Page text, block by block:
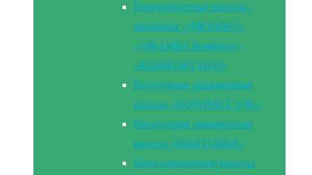
Поверхностные насосы-
автоматы «ДЖАМБО»,
«ДЖАМБО Комфорт»,
«КОМФОРТ ПРО»
Погружные скважинные
насосы «ВОДОМЕТ 3ДК»
Погружные скважинные
насосы «ВИНТОВИК»
Циркуляционные насосы